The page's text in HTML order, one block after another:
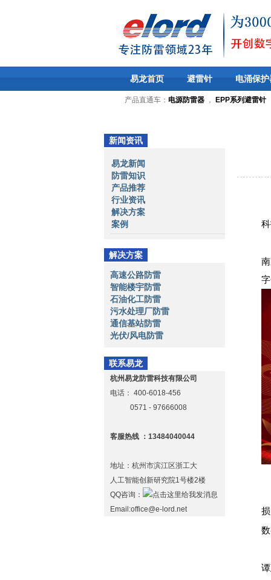
易龙首页 避雷针 电涌保护
产品直通车： 电源防雷器 ， EPP系列避雷针
新闻资讯
易龙新闻
防雷知识
产品推荐
行业资讯
解决方案
案例
解决方案
高速公路防雷
智能楼宇防雷
石油化工防雷
污水处理厂防雷
通信基站防雷
光伏/风电防雷
联系易龙
杭州易龙防雷科技有限公司
电话： 400-6018-456
0571 - 97666008
客服热线 ：13484040044
地址：杭州市滨江区浙工大
人工智能创新研究院1号楼2楼
QQ咨询：
Email:office@e-lord.net